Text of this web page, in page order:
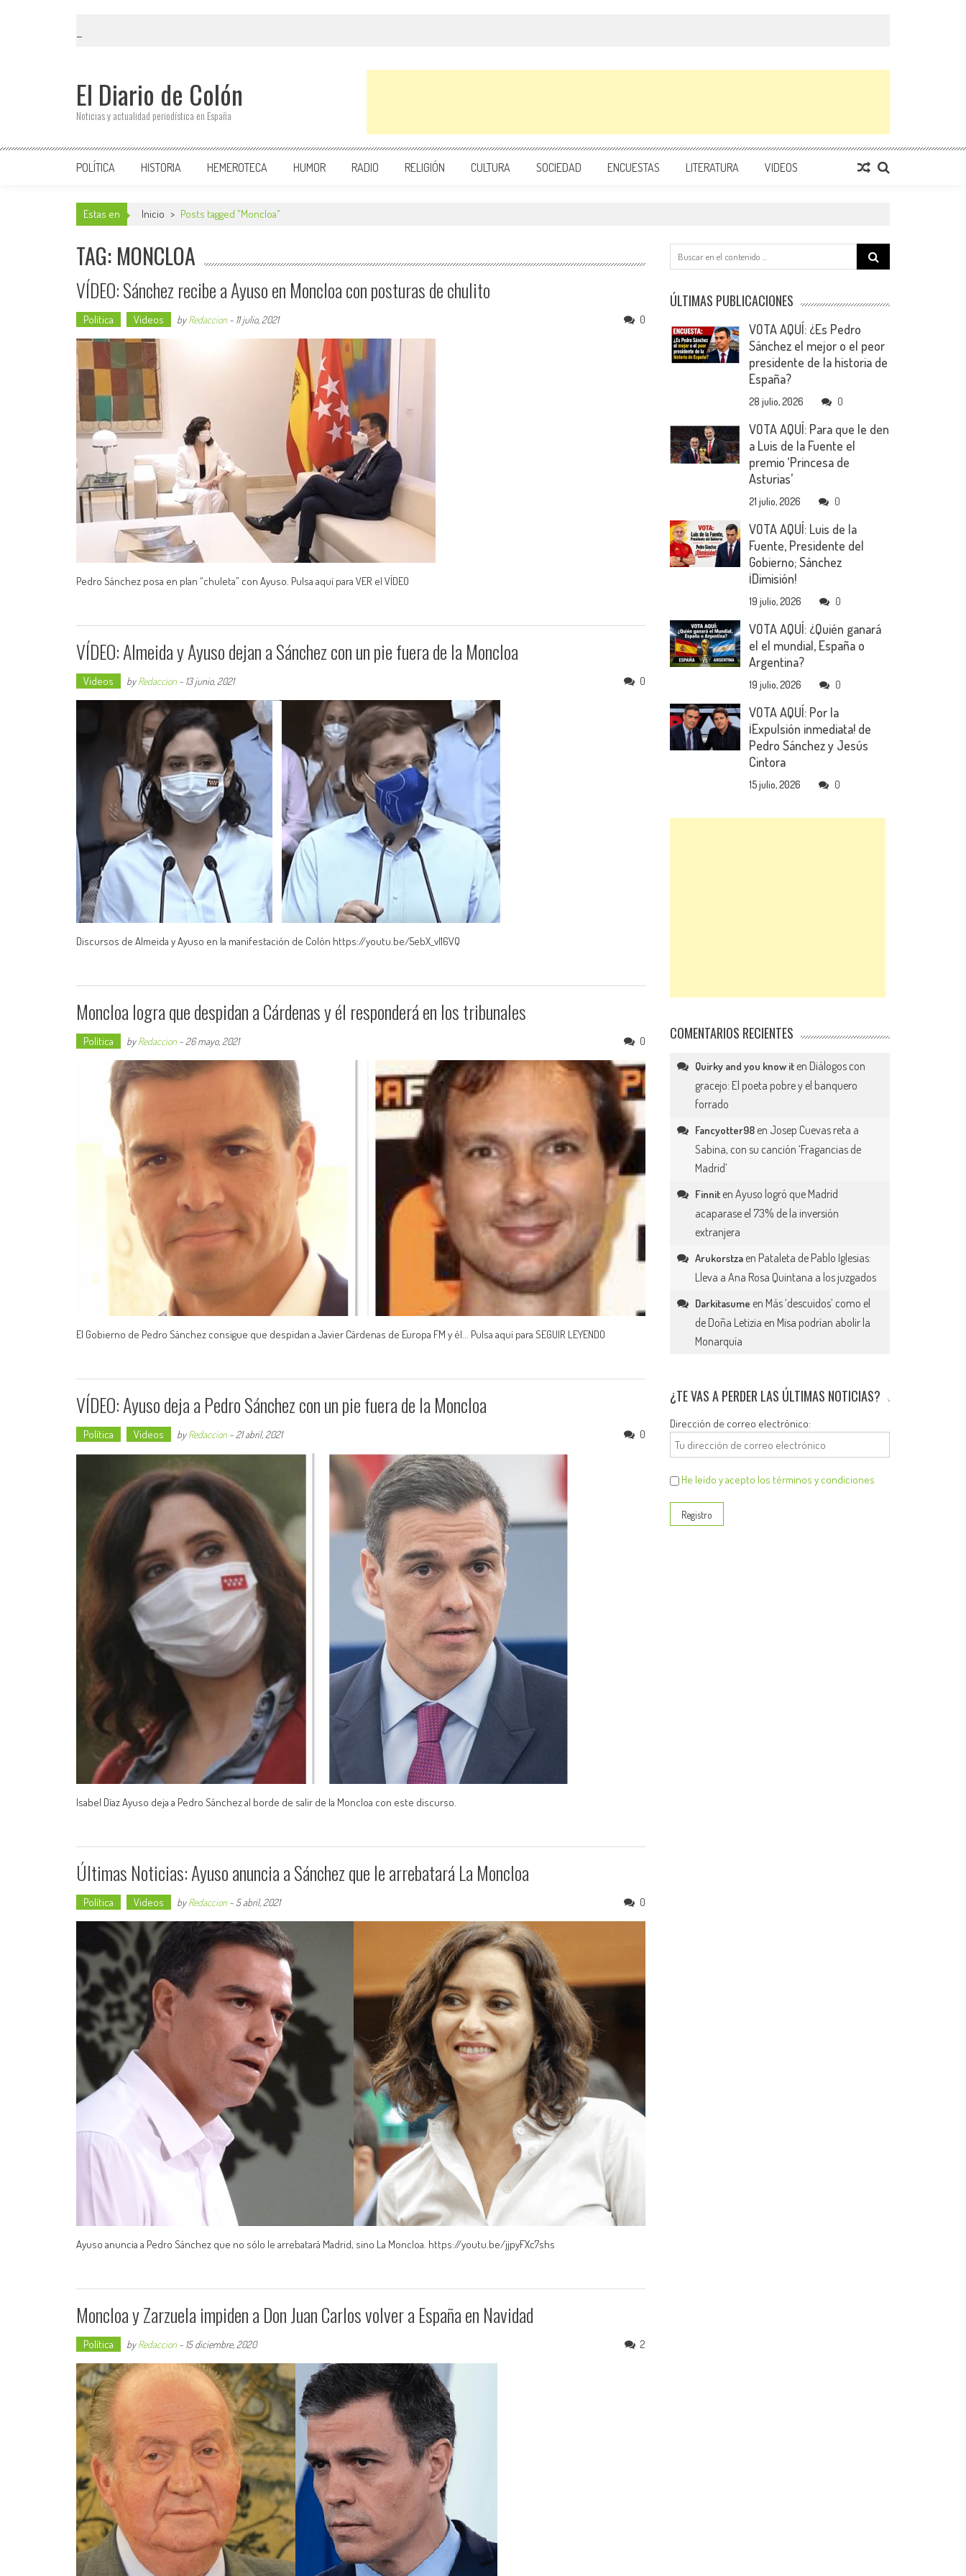
El Diario de Colón
Noticias y actualidad periodística en España
POLÍTICA HISTORIA HEMEROTECA HUMOR RADIO RELIGIÓN CULTURA SOCIEDAD ENCUESTAS LITERATURA VIDEOS
Estas en Inicio > Posts tagged "Moncloa"
TAG: MONCLOA
VÍDEO: Sánchez recibe a Ayuso en Moncloa con posturas de chulito
Política Videos byRedaccion - 11 julio, 2021 0
Pedro Sánchez posa en plan “chuleta” con Ayuso. Pulsa aquí para VER el VÍDEO
VÍDEO: Almeida y Ayuso dejan a Sánchez con un pie fuera de la Moncloa
Videos byRedaccion - 13 junio, 2021 0
Discursos de Almeida y Ayuso en la manifestación de Colón https://youtu.be/5ebX_vl16VQ
Moncloa logra que despidan a Cárdenas y él responderá en los tribunales
Política byRedaccion - 26 mayo, 2021 0
El Gobierno de Pedro Sánchez consigue que despidan a Javier Cárdenas de Europa FM y él... Pulsa aquí para SEGUIR LEYENDO
VÍDEO: Ayuso deja a Pedro Sánchez con un pie fuera de la Moncloa
Política Videos byRedaccion - 21 abril, 2021 0
Isabel Díaz Ayuso deja a Pedro Sánchez al borde de salir de la Moncloa con este discurso.
Últimas Noticias: Ayuso anuncia a Sánchez que le arrebatará La Moncloa
Política Videos byRedaccion - 5 abril, 2021 0
Ayuso anuncia a Pedro Sánchez que no sólo le arrebatará Madrid, sino La Moncloa. https://youtu.be/jjpyFXc7shs
Moncloa y Zarzuela impiden a Don Juan Carlos volver a España en Navidad
Política byRedaccion - 15 diciembre, 2020 2
Search
for:
ÚLTIMAS PUBLICACIONES
VOTA AQUÍ: ¿Es Pedro
Sánchez el mejor o el peor
presidente de la historia de
España?
28 julio, 2026 0
VOTA AQUÍ: Para que le den
a Luis de la Fuente el
premio ‘Princesa de
Asturias’
21 julio, 2026 0
VOTA AQUÍ: Luis de la
Fuente, Presidente del
Gobierno; Sánchez
¡Dimisión!
19 julio, 2026 0
VOTA AQUÍ: ¿Quién ganará
el el mundial, España o
Argentina?
19 julio, 2026 0
VOTA AQUÍ: Por la
¡Expulsión inmediata! de
Pedro Sánchez y Jesús
Cintora
15 julio, 2026 0
COMENTARIOS RECIENTES
Quirky and you know it en Diálogos con
gracejo: El poeta pobre y el banquero
forrado
Fancyotter98 en Josep Cuevas reta a
Sabina, con su canción ‘Fragancias de
Madrid’
Finnit enAyuso logró que Madrid
acaparase el 73% de la inversión
extranjera
Arukorstza en Pataleta de Pablo Iglesias:
Lleva a Ana Rosa Quintana a los juzgados
Darkitasume en Más ‘descuidos’ como el
de Doña Letizia en Misa podrían abolir la
Monarquía
¿TE VAS A PERDER LAS ÚLTIMAS NOTICIAS?
Dirección de correo electrónico:
He leído y acepto los términos y condiciones